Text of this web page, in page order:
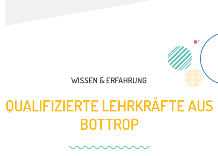
WISSEN & ERFAHRUNG
QUALIFIZIERTE LEHRKRÄFTE AUS
BOTTROP